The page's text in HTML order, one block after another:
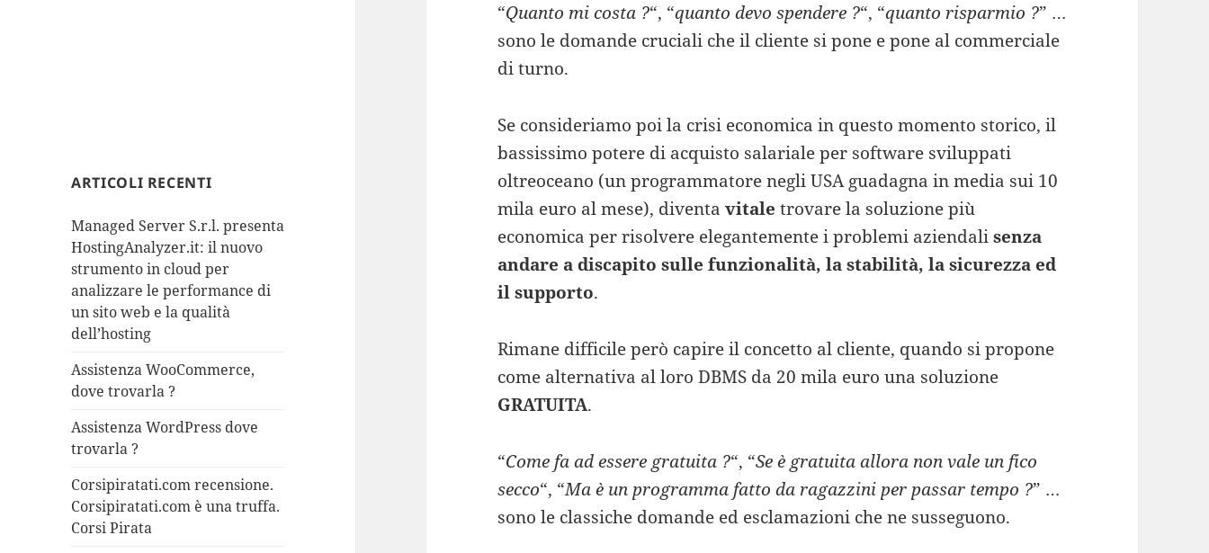
ARTICOLI RECENTI
Managed Server S.r.l. presenta
HostingAnalyzer.it: il nuovo
strumento in cloud per
analizzare le performance di
un sito web e la qualità
dell’hosting
Assistenza WooCommerce,
dove trovarla ?
Assistenza WordPress dove
trovarla ?
Corsipiratati.com recensione.
Corsipiratati.com è una truffa.
Corsi Pirata
“Quanto mi costa ?“, “quanto devo spendere ?“, “quanto risparmio ?” …
sono le domande cruciali che il cliente si pone e pone al commerciale
di turno.
Se consideriamo poi la crisi economica in questo momento storico, il
bassissimo potere di acquisto salariale per software sviluppati
oltreoceano (un programmatore negli USA guadagna in media sui 10
mila euro al mese), diventavitale trovare la soluzione più
economica per risolvere elegantemente i problemi aziendalisenza
andare a discapito sulle funzionalità, la stabilità, la sicurezza ed
il supporto.
Rimane difficile però capire il concetto al cliente, quando si propone
come alternativa al loro DBMS da 20 mila euro una soluzione
GRATUITA.
“Come fa ad essere gratuita ?“, “Se è gratuita allora non vale un fico
secco“, “Ma è un programma fatto da ragazzini per passar tempo ?” …
sono le classiche domande ed esclamazioni che ne susseguono.